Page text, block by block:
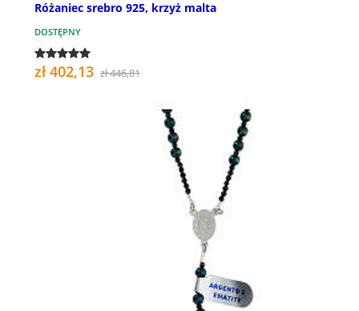
Różaniec srebro 925, krzyż malta
DOSTĘPNY
zł 402,13 zł 446,81